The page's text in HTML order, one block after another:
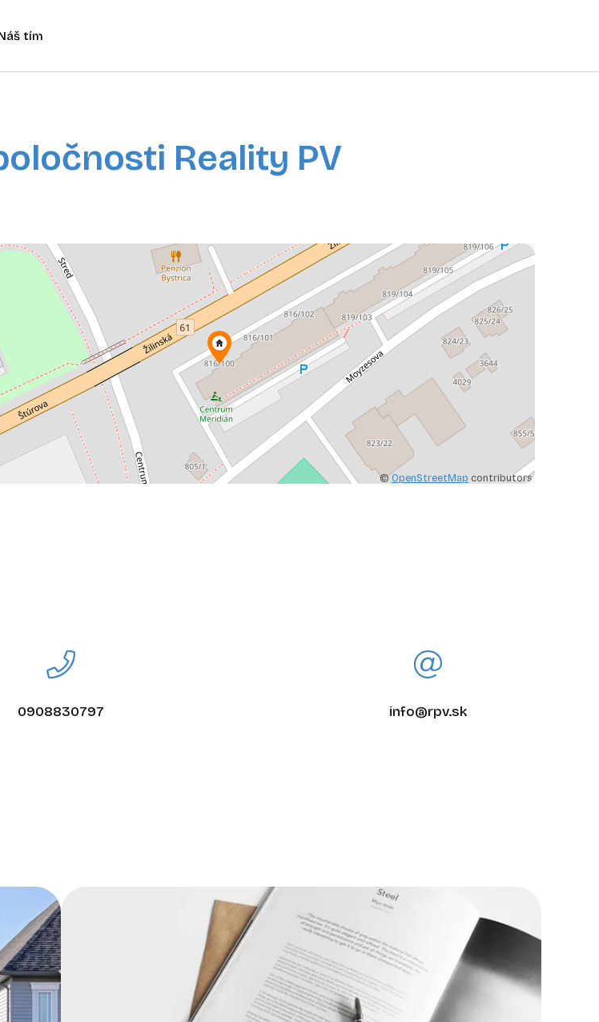
tím
Reality PV
©OpenStreetMap contributors
0908830797 info@rpv.sk